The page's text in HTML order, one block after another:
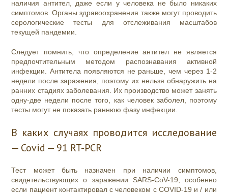
наличия антител, даже если у человека не было никаких
симптомов. Органы здравоохранения также могут проводить
серологические тесты для отслеживания масштабов
текущей пандемии.
Следует помнить, что определение антител не является
предпочтительным методом распознавания активной
инфекции. Антитела появляются не раньше, чем через 1-2
недели после заражения, поэтому их нельзя обнаружить на
ранних стадиях заболевания. Их производство может занять
одну-две недели после того, как человек заболел, поэтому
тесты могут не показать раннюю фазу инфекции.
В каких случаях проводится исследование
— Covid — 91 RT-PCR
Тест может быть назначен при наличии симптомов,
свидетельствующих о заражении SARS-CoV-19, особенно
если пациент контактировал с человеком с COVID-19 и / или